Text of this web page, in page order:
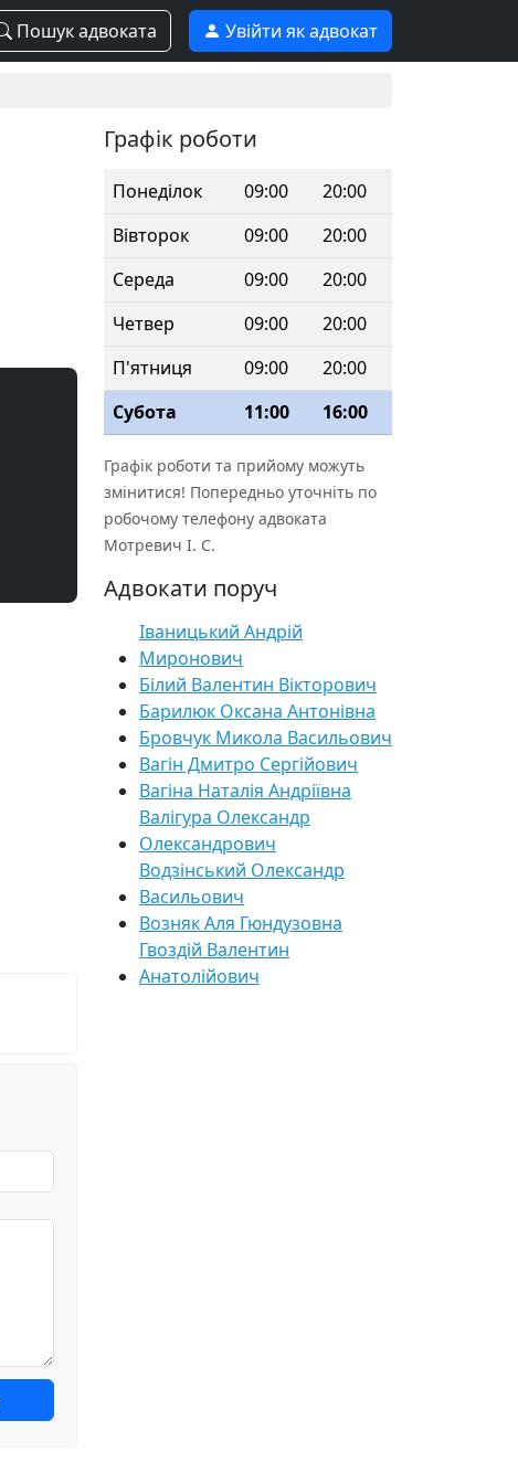
Пошук адвоката Увійти як адвокат
Графік роботи
Понеділок 09:00
20:00
Вівторок
09:00
20:00
Середа
09:00
20:00
Четвер
09:00
20:00
П'ятниця
09:00
20:00
Субота
11:00 16:00
Графік роботи та прийому можуть
змінитися! Попередньо уточніть по
робочому телефону адвоката
Мотревич І. С.
Адвокати поруч
Іваницький Андрій
Миронович
Білий Валентин Вікторович
Барилюк Оксана Антонівна
Бровчук Микола Васильович
Вагін Дмитро Сергійович
Вагіна Наталія Андріївна
Валігура Олександр
Олександрович
Водзінський Олександр
Васильович
Возняк Аля Гюндузовна
Гвоздій Валентин
Анатолійович